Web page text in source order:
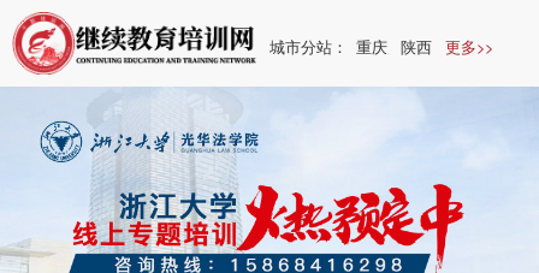
城市分站： 重庆 陕西 更多>>